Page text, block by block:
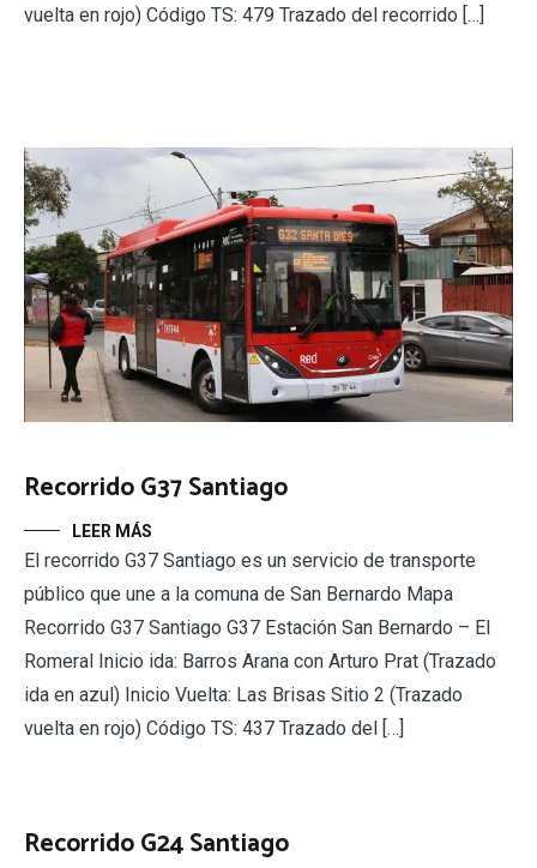
vuelta en rojo) Código TS: 479 Trazado del recorrido […]
Recorrido G37 Santiago
LEER MÁS
El recorrido G37 Santiago es un servicio de transporte
público que une a la comuna de San Bernardo Mapa
Recorrido G37 Santiago G37 Estación San Bernardo – El
Romeral Inicio ida: Barros Arana con Arturo Prat (Trazado
ida en azul) Inicio Vuelta: Las Brisas Sitio 2 (Trazado
vuelta en rojo) Código TS: 437 Trazado del […]
Recorrido G24 Santiago